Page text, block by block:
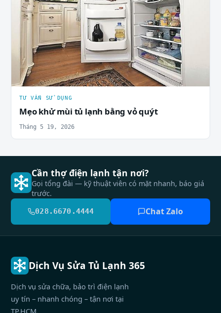
TƯ VẤN SỬ DỤNG
Mẹo khử mùi tủ lạnh bằng vỏ quýt
Tháng 5 19, 2026
Cần thợ điện lạnh tận nơi?
Gọi tổng đài — kỹ thuật viên có mặt nhanh, báo giá
trước.
028.6670.4444 Chat Zalo
Dịch Vụ Sửa Tủ Lạnh 365
Dịch vụ sửa chữa, bảo trì điện lạnh
uy tín – nhanh chóng – tận nơi tại